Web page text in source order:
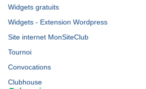
Widgets gratuits
Widgets - Extension Wordpress
Site internet MonSiteClub
Tournoi
Convocations
Clubhouse